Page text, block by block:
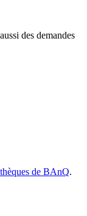
des demandes
de BAnQ.